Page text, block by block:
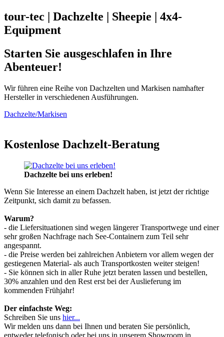
tour-tec | Dachzelte | Sheepie | 4x4-
Equipment
Starten Sie ausgeschlafen in Ihre
Abenteuer!
Wir führen eine Reihe von Dachzelten und Markisen namhafter
Hersteller in verschiedenen Ausführungen.
Dachzelte/Markisen
Kostenlose Dachzelt-Beratung
Dachzelte bei uns erleben!
Wenn Sie Interesse an einem Dachzelt haben, ist jetzt der richtige
Zeitpunkt, sich damit zu befassen.
Warum?
- die Liefersituationen sind wegen längerer Transportwege und einer
sehr großen Nachfrage nach See-Containern zum Teil sehr
angespannt.
- die Preise werden bei zahlreichen Anbietern vor allem wegen der
gestiegenen Material- als auch Transportkosten weiter steigen!
- Sie können sich in aller Ruhe jetzt beraten lassen und bestellen,
30% anzahlen und den Rest erst bei der Auslieferung im
kommenden Frühjahr!
Der einfachste Weg:
Schreiben Sie uns hier...
Wir melden uns dann bei Ihnen und beraten Sie persönlich,
entweder telefonisch oder bei uns in unserem Showroom in